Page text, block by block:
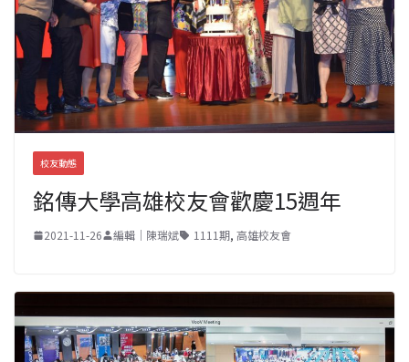
校友動態
銘傳大學高雄校友會歡慶15週年
2021-11-26 編輯｜陳瑞斌 1111期, 高雄校友會